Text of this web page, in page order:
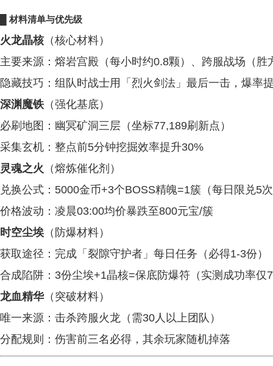
█ 材料清单与优先级
火龙晶核（核心材料）
主要来源：熔岩宫殿（每小时约0.8颗）、跨服战场（胜
隐藏技巧：组队时战士用「烈火剑法」最后一击，爆率
深渊魔铁（强化基底）
必刷地图：幽冥矿洞三层（坐标77,189刷新点）
采集玄机：整点前5分钟挖掘效率提升30%
灵魂之火 （熔炼催化剂）
兑换公式：5000金币+3个BOSS精魄=1簇（每日限兑5
价格波动：凌晨03:00均价暴跌至800元宝/簇
时空尘埃 （防爆材料）
获取途径：完成「裂隙守护者」每日任务（必得1-3份）
合成陷阱：3份尘埃+1晶核=保底防爆符（实测成功率仅
龙血精华（突破材料）
唯一来源：击杀跨服火龙（需30人以上团队）
分配规则：伤害前三名必得，其余玩家随机掉落